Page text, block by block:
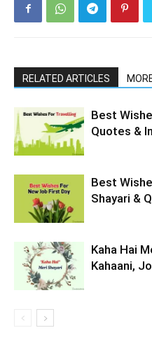
RELATED ARTICLES
Best
Quotes &
Best
Shayari &
Kaha Hai
Kahaani,